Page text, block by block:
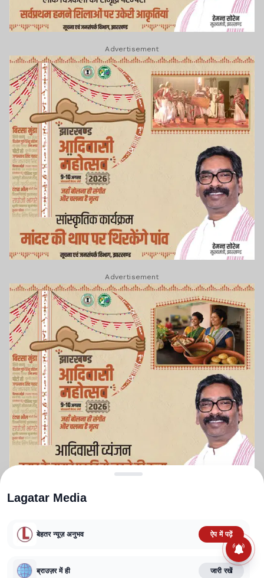
Advertisement
Advertisement
TERMS AND CONDITIONS
CORRECTIONS POLICY
FACT CHECKING POLICY
Lagatar Media
बेहतर न्यूज़ अनुभव ऐप में पढ़ें
ब्राउज़र में ही जारी रखें